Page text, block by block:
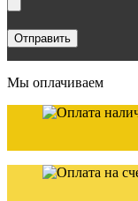
Мы оплачиваем